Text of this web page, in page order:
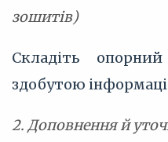
зошитів)
Складіть
здобутою
2. Доповнення й